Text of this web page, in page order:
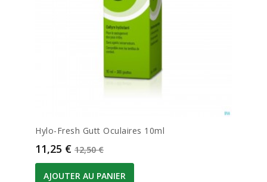
Hylo-Fresh Gutt Oculaires 10ml
Prix
11,25 € Prix de base
12,50 €
AJOUTER AU PANIER